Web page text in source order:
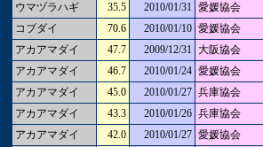
ウマヅラハギ
35.5 2010/01/31 愛媛協会
コブダイ
70.6 2010/01/10 愛媛協会
アカアマダイ
47.7 2009/12/31 大阪協会
アカアマダイ
46.7 2010/01/24 愛媛協会
アカアマダイ
45.0 2010/01/27 兵庫協会
アカアマダイ
43.3 2010/01/26 兵庫協会
アカアマダイ
42.0 2010/01/27 愛媛協会